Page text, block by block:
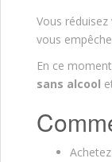
Vous
vous
En ce
sans alcool